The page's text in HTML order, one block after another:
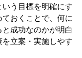
う目標を明確にす
おくことで、何に
成功なのかが明白
立案・実施しやす